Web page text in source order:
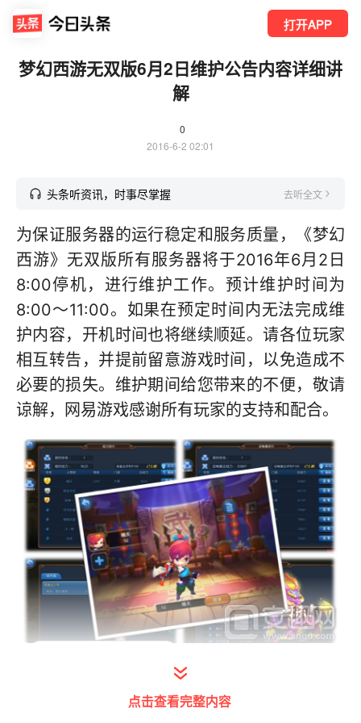
打开APP
梦幻西游无双版6月2日维护公告内容详细讲
解
0
2016-6-2 02:01
头条听资讯，时事尽掌握 去听全文
为保证服务器的运行稳定和服务质量，《梦幻
西游》无双版所有服务器将于2016年6月2日
8:00停机，进行维护工作。预计维护时间为
8:00～11:00。如果在预定时间内无法完成维
护内容，开机时间也将继续顺延。请各位玩家
相互转告，并提前留意游戏时间，以免造成不
必要的损失。维护期间给您带来的不便，敬请
谅解，网易游戏感谢所有玩家的支持和配合。
以下内容在所有服务器放出：
点击查看完整内容